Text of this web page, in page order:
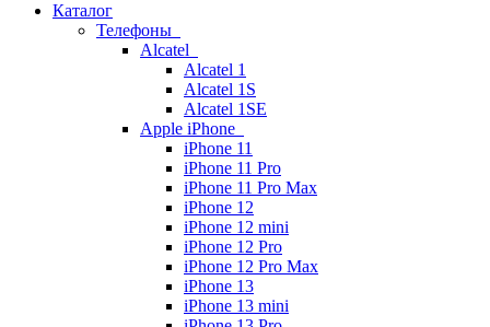
Каталог
Телефоны
Alcatel
Alcatel 1
Alcatel 1S
Alcatel 1SE
Apple iPhone
iPhone 11
iPhone 11 Pro
iPhone 11 Pro Max
iPhone 12
iPhone 12 mini
iPhone 12 Pro
iPhone 12 Pro Max
iPhone 13
iPhone 13 mini